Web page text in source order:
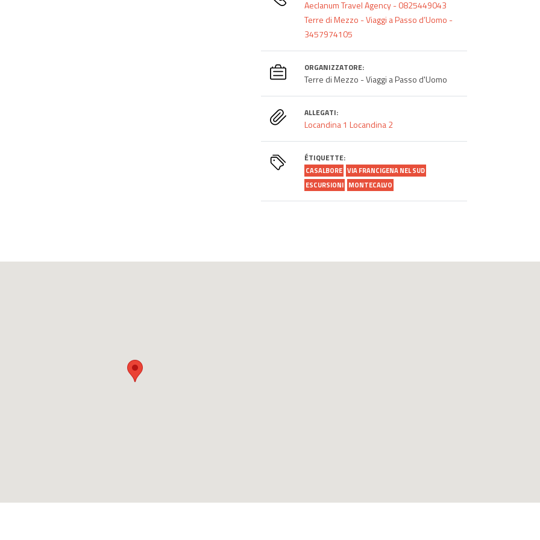
Aeclanum Travel Agency - 0825449043
Terre di Mezzo - Viaggi a Passo d’Uomo -
3457974105
ORGANIZZATORE:
Terre di Mezzo - Viaggi a Passo d'Uomo
ALLEGATI:
Locandina 1 Locandina 2
ÉTIQUETTE:
CASALBORE VIA FRANCIGENA NEL SUD
ESCURSIONI MONTECALVO